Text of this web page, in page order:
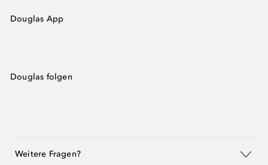
Douglas App
Douglas folgen
Weitere Fragen?